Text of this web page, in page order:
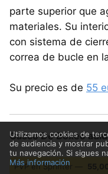
parte superior que
materiales. Su
con sistema de
correa de bucle en
Su precio es de 55
Casco De Boxeo
PVP en Sprinter —
Utilizamos cookies de
de audiencia y mostrar
tu navegación. Si sigues
Más información